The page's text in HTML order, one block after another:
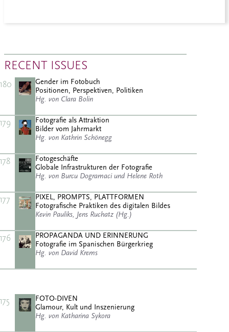
RECENT ISSUES
180
Gender im Fotobuch
Positionen, Perspektiven, Politiken
Hg. von Clara Bolin
179
Fotografie als Attraktion
Bilder vom Jahrmarkt
Hg. von Kathrin Schönegg
178
Fotogeschäfte
Globale Infrastrukturen der Fotografie
Hg. von Burcu Dogramaci und Helene Roth
177
PIXEL, PROMPTS, PLATTFORMEN
Fotografische Praktiken des digitalen Bildes
Kevin Pauliks, Jens Ruchatz (Hg.)
176
PROPAGANDA UND ERINNERUNG
Fotografie im Spanischen Bürgerkrieg
Hg. von David Krems
175
FOTO-DIVEN
Glamour, Kult und Inszenierung
Hg. von Katharina Sykora